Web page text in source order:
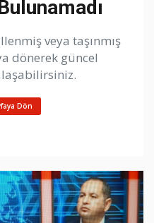
veya taşınmış
dönerek güncel
Dön